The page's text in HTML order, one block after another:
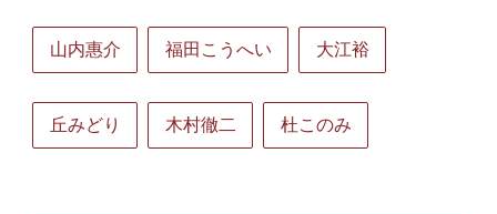
山内惠介 福田こうへい 大江裕
丘みどり 木村徹二 杜このみ